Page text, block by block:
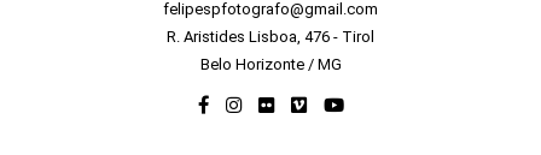
felipespfotografo@gmail.com
R. Aristides Lisboa, 476 - Tirol
Belo Horizonte / MG